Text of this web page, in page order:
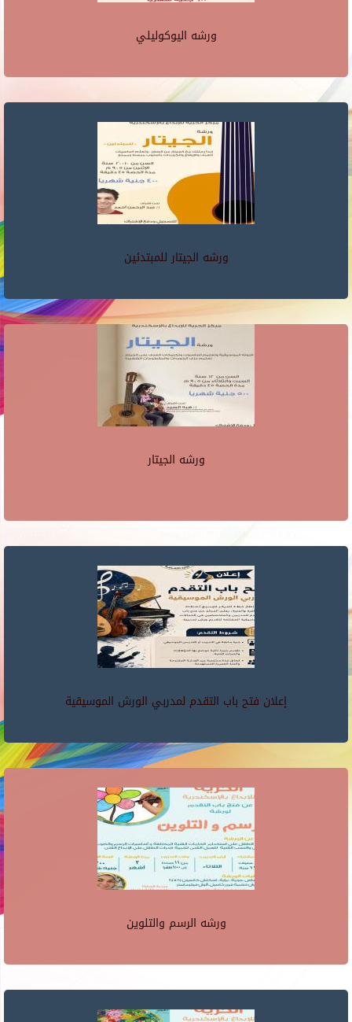
ورشه اليوكوليلي
ورشه الجيتار للمبتدئين
ورشه الجيتار
إعلان فتح باب التقدم لمدربي الورش الموسيقية
ورشه الرسم والتلوين